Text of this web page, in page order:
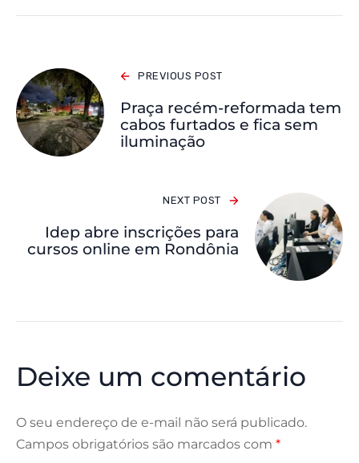
PREVIOUS POST
Praça recém-reformada tem
cabos furtados e fica sem
iluminação
NEXT POST
Idep abre inscrições para
cursos online em Rondônia
Deixe um comentário
O seu endereço de e-mail não será publicado.
Campos obrigatórios são marcados com *